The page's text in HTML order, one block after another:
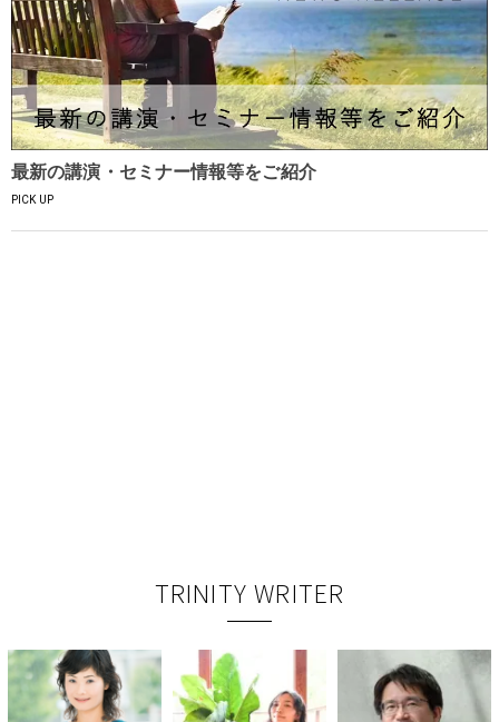
最新の講演・セミナー情報等をご紹介
PICK UP
TRINITY WRITER